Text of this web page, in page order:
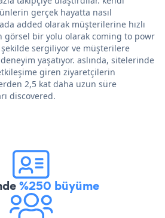
gerçek hayatta nasıl
added olarak müşterilerine hızlı
görsel bir yolu olarak coming to powr
sergiliyor ve müşterilere
yaşatıyor. aslında, sitelerinde
giren ziyaretçilerin
2,5 kat daha uzun süre
discovered.
%250 büyüme